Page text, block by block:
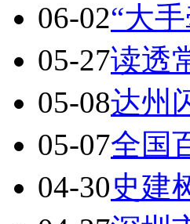
06-02“大
05-27读透
05-08达州
05-07全国
04-30史建